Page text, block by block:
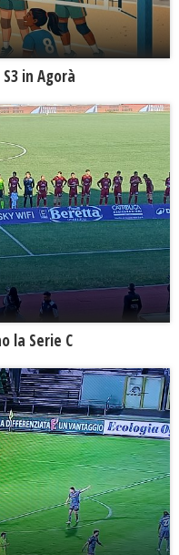
in Agorà
la Serie C